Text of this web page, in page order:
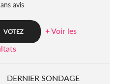
avis
+ Voir les
DERNIER SONDAGE